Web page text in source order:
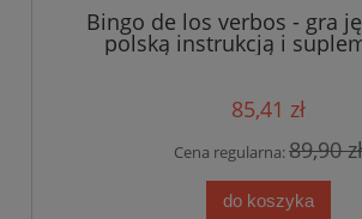
Bingo de los verbos - gra
polską instrukcją i
85,41 zł
Cena regularna:89,90 zł
do koszyka